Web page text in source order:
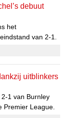
debuut
het
van 2-1.
de eerste
De fans
lijkt een
uitblinkers
1 van Burnley
Premier League.